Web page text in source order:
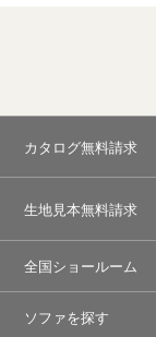
カタログ無料請求
生地見本無料請求
全国ショールーム
ソファを探す